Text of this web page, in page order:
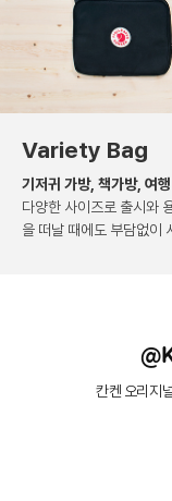
Variety Bag
기저귀 가방, 책가방, 여
다양한 사이즈로 출시와
을 떠날 때에도 부담없이
칸켄 오리지